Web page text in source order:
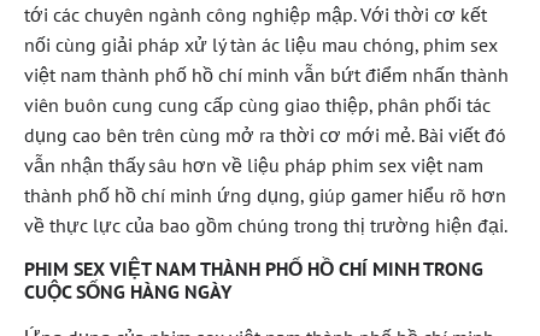
tới các chuyên ngành công nghiệp mập. Với thời cơ kết
nối cùng giải pháp xử lý tàn ác liệu mau chóng, phim sex
việt nam thành phố hồ chí minh vẫn bứt điểm nhấn thành
viên buôn cung cung cấp cùng giao thiệp, phân phối tác
dụng cao bên trên cùng mở ra thời cơ mới mẻ. Bài viết đó
vẫn nhận thấy sâu hơn về liệu pháp phim sex việt nam
thành phố hồ chí minh ứng dụng, giúp gamer hiểu rõ hơn
về thực lực của bao gồm chúng trong thị trường hiện đại.
PHIM SEX VIỆT NAM THÀNH PHỐ HỒ CHÍ MINH TRONG
CUỘC SỐNG HÀNG NGÀY